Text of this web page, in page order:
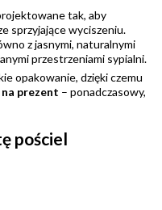
tak, aby
sprzyjające wyciszeniu.
z jasnymi, naturalnymi
przestrzeniami sypialni.
opakowanie, dzięki czemu
prezent – ponadczasowy,
pościel